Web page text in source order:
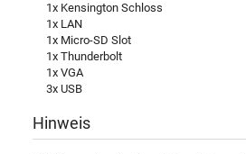
1x Kensington Schloss
1x LAN
1x Micro-SD Slot
1x Thunderbolt
1x VGA
3x USB
Hinweis